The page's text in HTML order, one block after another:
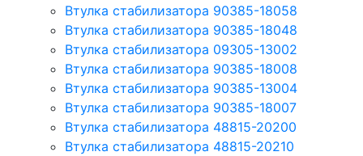
Втулка стабилизатора 90385-18058
Втулка стабилизатора 90385-18048
Втулка стабилизатора 09305-13002
Втулка стабилизатора 90385-18008
Втулка стабилизатора 90385-13004
Втулка стабилизатора 90385-18007
Втулка стабилизатора 48815-20200
Втулка стабилизатора 48815-20210